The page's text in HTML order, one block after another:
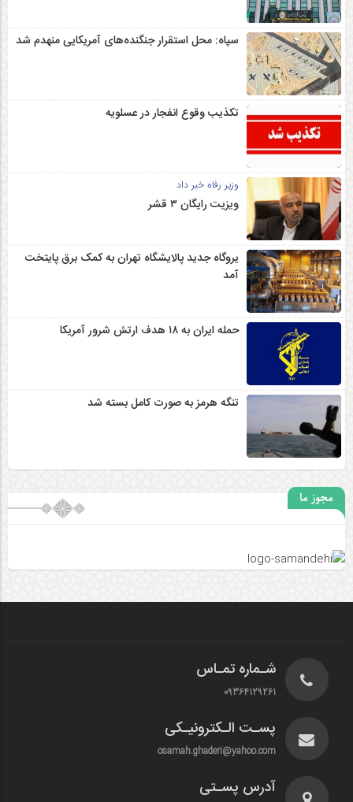
سپاه: محل استقرار جنگنده‌های آمریکایی منهدم شد
تکذیب وقوع انفجار در عسلویه
وزیر رفاه خبر داد
ویزیت رایگان ۳ قشر
یروگاه جدید پالایشگاه تهران به کمک برق پایتخت
آمد
حمله ایران به ۱۸ هدف ارتش شرور آمریکا
تنگه هرمز به صورت کامل بسته شد
مجوز ما
شـماره تمـاس
09364129261
پسـت الـکترونیـکی
osamah.ghaderi@yahoo.com
آدرس پسـتی